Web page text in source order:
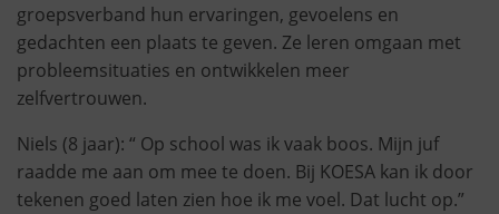
groepsverband hun ervaringen, gevoelens en
gedachten een plaats te geven. Ze leren omgaan met
probleemsituaties en ontwikkelen meer
zelfvertrouwen.
Niels (8 jaar): “ Op school was ik vaak boos. Mijn juf
raadde me aan om mee te doen. Bij KOESA kan ik door
tekenen goed laten zien hoe ik me voel. Dat lucht op.”